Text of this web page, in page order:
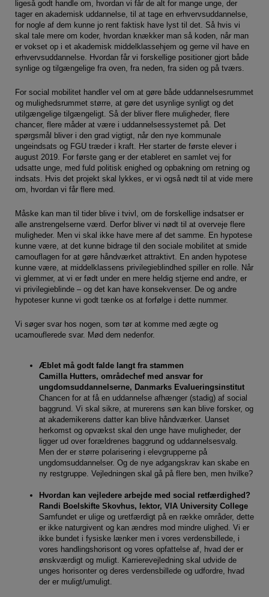
ligeså godt handle om, hvordan vi får de alt for mange unge, der
tager en akademisk uddannelse, til at tage en erhvervsuddannelse,
for nogle af dem kunne jo rent faktisk have lyst til det. Så hvis vi
skal tale mere om koder, hvordan knækker man så koden, når man
er vokset op i et akademisk middelklassehjem og gerne vil have en
erhvervsuddannelse. Hvordan får vi forskellige positioner gjort både
synlige og tilgængelige fra oven, fra neden, fra siden og på tværs.
For social mobilitet handler vel om at gøre både uddannelsesrummet
og mulighedsrummet større, at gøre det usynlige synligt og det
utilgængelige tilgængeligt. Så der bliver flere muligheder, flere
chancer, flere måder at være i uddannelsessystemet på. Det
spørgsmål bliver i den grad vigtigt, når den nye kommunale
ungeindsats og FGU træder i kraft. Her starter de første elever i
august 2019. For første gang er der etableret en samlet vej for
udsatte unge, med fuld politisk enighed og opbakning om retning og
indsats. Hvis det projekt skal lykkes, er vi også nødt til at vide mere
om, hvordan vi får flere med.
Måske kan man til tider blive i tvivl, om de forskellige indsatser er
alle anstrengelserne værd. Derfor bliver vi nødt til at overveje flere
muligheder. Men vi skal ikke have mere af det samme. En hypotese
kunne være, at det kunne bidrage til den sociale mobilitet at smide
camouflagen for at gøre håndværket attraktivt. En anden hypotese
kunne være, at middelklassens privilegieblindhed spiller en rolle. Når
vi glemmer, at vi er født under en mere heldig stjerne end andre, er
vi privilegieblinde – og det kan have konsekvenser. De og andre
hypoteser kunne vi godt tænke os at forfølge i dette nummer.
Vi søger svar hos nogen, som tør at komme med ægte og
ucamouflerede svar. Mød dem nedenfor.
Æblet må godt falde langt fra stammen
Camilla Hutters, områdechef med ansvar for
ungdomsuddannelserne, Danmarks Evalueringsinstitut
Chancen for at få en uddannelse afhænger (stadig) af social
baggrund. Vi skal sikre, at murerens søn kan blive forsker, og
at akademikerens datter kan blive håndværker. Uanset
herkomst og opvækst skal den unge have muligheder, der
ligger ud over forældrenes baggrund og uddannelsesvalg.
Men der er større polarisering i elevgrupperne på
ungdomsuddannelser. Og de nye adgangskrav kan skabe en
ny restgruppe. Vejledningen skal gå på flere ben, men hvilke?
Hvordan kan vejledere arbejde med social retfærdighed?
Randi Boelskifte Skovhus, lektor, VIA University College
Samfundet er ulige og uretfærdigt på en række områder, dette
er ikke naturgivent og kan ændres mod mindre ulighed. Vi er
ikke bundet i fysiske lænker men i vores verdensbillede, i
vores handlingshorisont og vores opfattelse af, hvad der er
ønskværdigt og muligt. Karrierevejledning skal udvide de
unges horisonter og deres verdensbillede og udfordre, hvad
der er muligt/umuligt.
flere hjemmesider og registrerer, hvad brugeren
interesserer sig for/søger på for at kunne vise
personrettede annoncer, når denne færdes på
internettet.